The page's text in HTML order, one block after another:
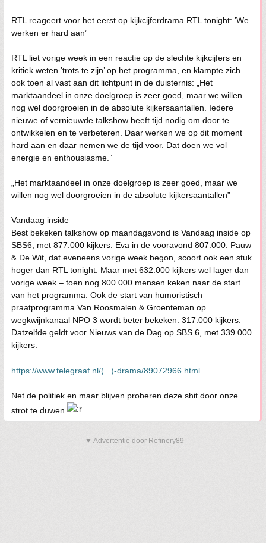
RTL reageert voor het eerst op kijkcijferdrama RTL tonight: ’We
werken er hard aan’
RTL liet vorige week in een reactie op de slechte kijkcijfers en
kritiek weten ’trots te zijn’ op het programma, en klampte zich
ook toen al vast aan dit lichtpunt in de duisternis: „Het
marktaandeel in onze doelgroep is zeer goed, maar we willen
nog wel doorgroeien in de absolute kijkersaantallen. Iedere
nieuwe of vernieuwde talkshow heeft tijd nodig om door te
ontwikkelen en te verbeteren. Daar werken we op dit moment
hard aan en daar nemen we de tijd voor. Dat doen we vol
energie en enthousiasme.”
„Het marktaandeel in onze doelgroep is zeer goed, maar we
willen nog wel doorgroeien in de absolute kijkersaantallen”
Vandaag inside
Best bekeken talkshow op maandagavond is Vandaag inside op
SBS6, met 877.000 kijkers. Eva in de vooravond 807.000. Pauw
& De Wit, dat eveneens vorige week begon, scoort ook een stuk
hoger dan RTL tonight. Maar met 632.000 kijkers wel lager dan
vorige week – toen nog 800.000 mensen keken naar de start
van het programma. Ook de start van humoristisch
praatprogramma Van Roosmalen & Groenteman op
wegkwijnkanaal NPO 3 wordt beter bekeken: 317.000 kijkers.
Datzelfde geldt voor Nieuws van de Dag op SBS 6, met 339.000
kijkers.
https://www.telegraaf.nl/(...)-drama/89072966.html
Net de politiek en maar blijven proberen deze shit door onze
strot te duwen
▼ Advertentie door Refinery89